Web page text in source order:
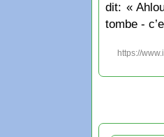
dit: «
tombe -
https://